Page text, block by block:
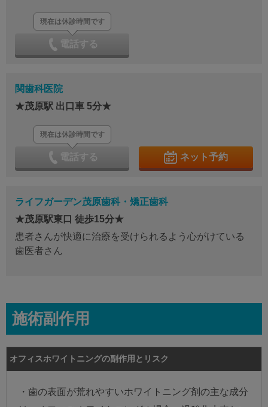
現在は休診時間です
電話する
関歯科医院
★茂原駅 出口車 5分★
現在は休診時間です
電話する ネット予約
ライフガーデン茂原歯科・矯正歯科
★茂原駅東口 徒歩15分★
患者さんが快適に治療を受けられるよう心がけている
歯医者さん
施術副作用